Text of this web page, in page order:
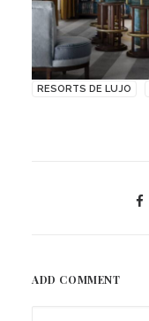
RESORTS DE LUJO
ADD COMMENT